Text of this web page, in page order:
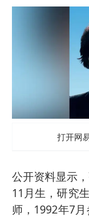
打开网
公开资料显示
11月生，研究
师，1992年7